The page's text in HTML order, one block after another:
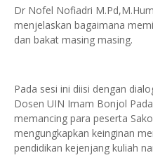
Dr Nofel Nofiadri
menjelaskan bagaimana
dan bakat masing masing.
Pada sesi ini diisi dengan
Dosen UIN Imam Bonjol
memancing para peserta
mengungkapkan keinginan
pendidikan kejenjang kuliah